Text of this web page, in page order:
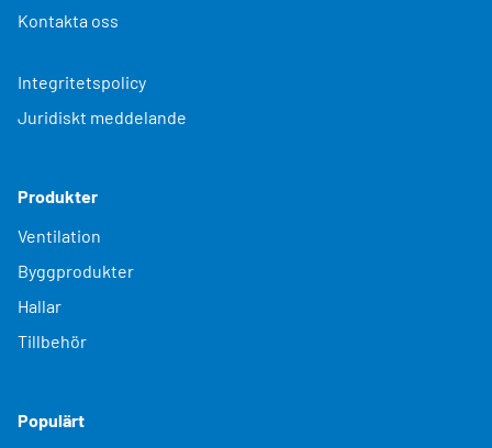
Kontakta oss
Integritetspolicy
Juridiskt meddelande
Produkter
Ventilation
Byggprodukter
Hallar
Tillbehör
Populärt